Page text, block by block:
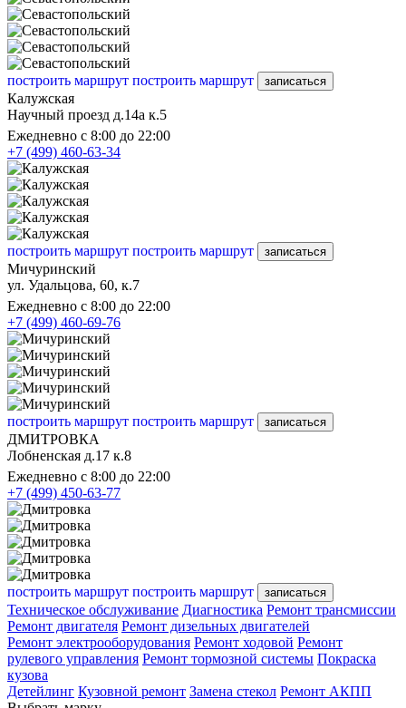
построить маршрут построить маршрут записаться
Калужская
Научный проезд д.14а к.5
Ежедневно с 8:00 до 22:00
+7 (499) 460-63-34
построить маршрут построить маршрут записаться
Мичуринский
ул. Удальцова, 60, к.7
Ежедневно с 8:00 до 22:00
+7 (499) 460-69-76
построить маршрут построить маршрут записаться
ДМИТРОВКА
Лобненская д.17 к.8
Ежедневно с 8:00 до 22:00
+7 (499) 450-63-77
построить маршрут построить маршрут записаться
Техническое обслуживание Диагностика Ремонт трансмиссии
Ремонт двигателя Ремонт дизельных двигателей
Ремонт электрооборудования Ремонт ходовой Ремонт
рулевого управления Ремонт тормозной системы Покраска
кузова
Детейлинг Кузовной ремонт Замена стекол Ремонт АКПП